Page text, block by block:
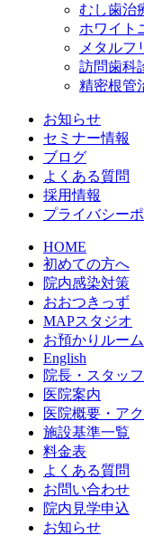
むし歯治
ホワイト
メタルフ
訪問歯科
精密根管
お知らせ
セミナー情報
ブログ
よくある質問
採用情報
プライバシー
HOME
初めての方へ
院内感染対策
おおつきっず
MAPスタジオ
お預かりルーム
English
院長・スタッ
医院案内
医院概要・ア
施設基準一覧
料金表
よくある質問
お問い合わせ
院内見学申込
お知らせ